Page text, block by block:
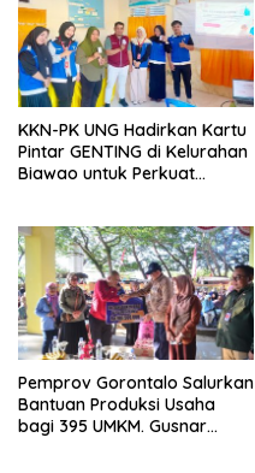
KKN-PK UNG Hadirkan Kartu
Pintar GENTING di Kelurahan
Biawao untuk Perkuat
Pemprov Gorontalo Salurkan
Bantuan Produksi Usaha
bagi 395 UMKM. Gusnar